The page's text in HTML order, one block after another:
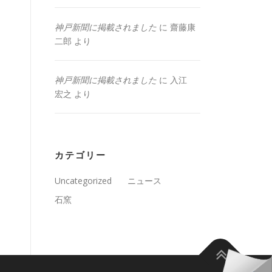
神戸新聞に掲載されました に 齋藤康
二郎 より
神戸新聞に掲載されました に 入江
宏之 より
カテゴリー
Uncategorized
ニュース
石窯